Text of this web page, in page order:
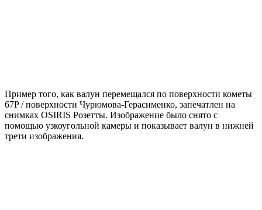
Пример того, как валун перемещался по поверхности кометы
67P / поверхности Чурюмова-Герасименко, запечатлен на
снимках OSIRIS Розетты. Изображение было снято с
помощью узкоугольной камеры и показывает валун в нижней
трети изображения.